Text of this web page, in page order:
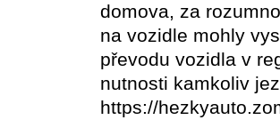
domova, za
na vozidle mohly
převodu vozidla v
nutnosti kamkoliv
https://